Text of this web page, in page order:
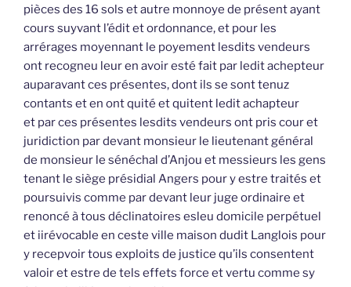
pièces des 16 sols et autre monnoye de présent ayant
cours suyvant l’édit et ordonnance, et pour les
arrérages moyennant le poyement lesdits vendeurs
ont recogneu leur en avoir esté fait par ledit achepteur
auparavant ces présentes, dont ils se sont tenuz
contants et en ont quité et quitent ledit achapteur
et par ces présentes lesdits vendeurs ont pris cour et
juridiction par devant monsieur le lieutenant général
de monsieur le sénéchal d’Anjou et messieurs les gens
tenant le siège présidial Angers pour y estre traités et
poursuivis comme par devant leur juge ordinaire et
renoncé à tous déclinatoires esleu domicile perpétuel
et iirévocable en ceste ville maison dudit Langlois pour
y recepvoir tous exploits de justice qu’ils consentent
valoir et estre de tels effets force et vertu comme sy